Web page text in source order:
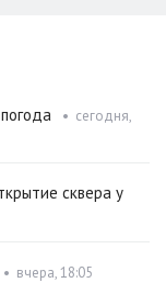
• сегодня,
сквера у
• вчера, 18:05